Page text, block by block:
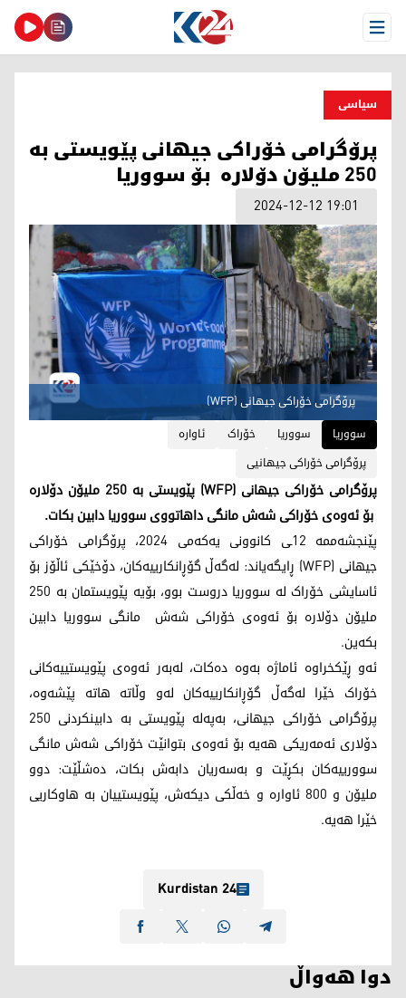
Open Menu
سیاسی
پرۆگرامی خۆراکی جیهانی پێویستی بە
250 ملیۆن دۆلارە بۆ سووریا
2024-12-12 19:01
پرۆگرامی خۆراکی جیهانی (WFP)
سووریا
سووریا خۆراک
ئاوارە
پرۆگرامی خۆراکی جیهانیی
پرۆگرامی خۆراکی جیهانی (WFP) پێویستی بە 250 ملیۆن دۆلارە
بۆ ئەوەی خۆراکی شەش مانگی داهاتووی سووریا دابین بکات.
پێنجشەممە 12ـی کانوونی یەکەمی 2024، پرۆگرامی خۆراکی
جیهانی (WFP) ڕایگەیاند: لەگەڵ گۆڕانکارییەکان، دۆخێکی ئاڵۆز بۆ
ئاسایشی خۆراک لە سووریا دروست بوو، بۆیە پێویستمان بە 250
ملیۆن دۆلارە بۆ ئەوەی خۆراکی شەش مانگی سووریا دابین
بکەین.
ئەو ڕێکخراوە ئاماژە بەوە دەکات، لەبەر ئەوەی پێویستییەکانی
خۆراک خێرا لەگەڵ گۆڕانکارییەکان لەو وڵاتە هاتە پێشەوە،
پرۆگرامی خۆراکی جیهانی، بەپەلە پێویستی بە دابینکردنی 250
دۆلاری ئەمەریکی هەیە بۆ ئەوەی بتوانێت خۆراکی شەش مانگی
سوورییەکان بکڕێت و بەسەریان دابەش بکات، دەشڵێت: دوو
ملیۆن و 800 ئاوارە و خەڵکی دیکەش، پێویستییان بە هاوکاریی
خێرا هەیە.
Kurdistan 24
دوا هەواڵ